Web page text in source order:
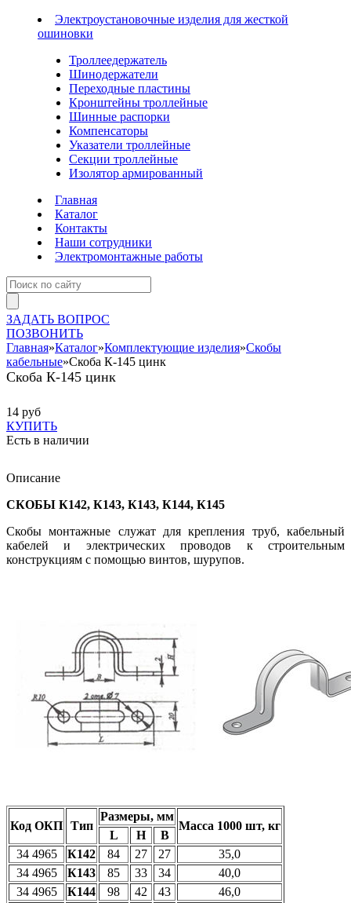
Электроустановочные изделия для жесткой
ошиновки
Троллеедержатель
Шинодержатели
Переходные пластины
Кронштейны троллейные
Шинные распорки
Компенсаторы
Указатели троллейные
Секции троллейные
Изолятор армированный
Главная
Каталог
Контакты
Наши сотрудники
Электромонтажные работы
ЗАДАТЬ ВОПРОС
ПОЗВОНИТЬ
Главная»Каталог»Комплектующие изделия»Скобы
кабельные»Скоба К-145 цинк
Скоба К-145 цинк
14 руб
КУПИТЬ
Есть в наличии
Описание
СКОБЫ К142, К143, К143, К144, К145
Скобы монтажные служат для крепления труб, кабельный
кабелей и электрических проводов к строительным
конструкциям с помощью винтов, шурупов.
Код ОКП Тип
Размеры, мм
Масса 1000 шт, кг
L H
B
34 4965
К142 84 27 27
35,0
34 4965
К143 85 33 34
40,0
34 4965
К144 98 42 43
46,0